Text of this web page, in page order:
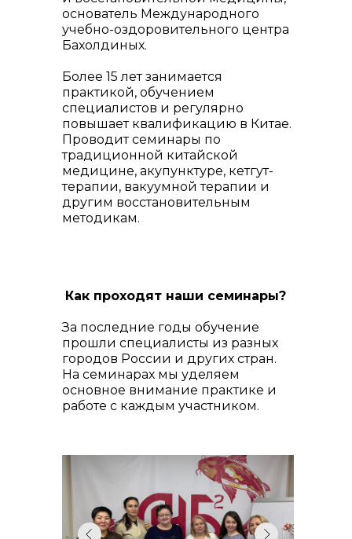
основатель Международного
учебно-оздоровительного центра
Бахолдиных.
Более 15 лет занимается
практикой, обучением
специалистов и регулярно
повышает квалификацию в Китае.
Проводит семинары по
традиционной китайской
медицине, акупунктуре, кетгут-
терапии, вакуумной терапии и
другим восстановительным
методикам.
Как проходят наши семинары?
За последние годы обучение
прошли специалисты из разных
городов России и других стран.
На семинарах мы уделяем
основное внимание практике и
работе с каждым участником.
Копирование материалов
сайта запрещено
Разработка сайта